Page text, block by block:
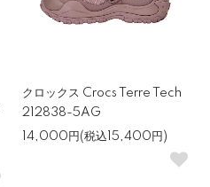
クロックス Crocs Terre Tech
212838-5AG
14,000円(税込15,400円)